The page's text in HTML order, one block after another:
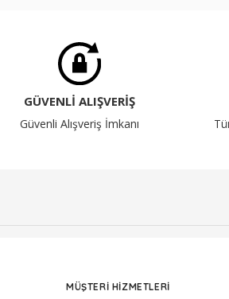
GÜVENLİ ALIŞVERİŞ
Güvenli Alışveriş İmkanı
MÜŞTERI HIZMETLERI